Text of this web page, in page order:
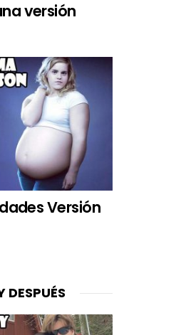
versión
Versión
DESPUÉS